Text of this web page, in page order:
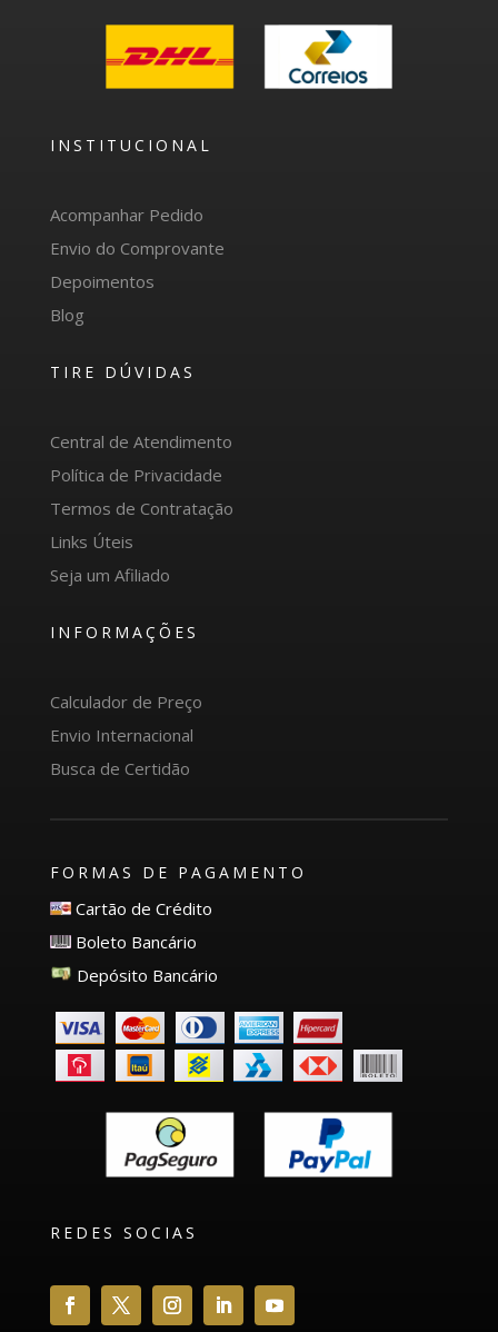
INSTITUCIONAL
Acompanhar Pedido
Envio do Comprovante
Depoimentos
Blog
TIRE DÚVIDAS
Central de Atendimento
Política de Privacidade
Termos de Contratação
Links Úteis
Seja um Afiliado
INFORMAÇÕES
Calculador de Preço
Envio Internacional
Busca de Certidão
FORMAS DE PAGAMENTO
Cartão de Crédito
Boleto Bancário
Depósito Bancário
REDES SOCIAS